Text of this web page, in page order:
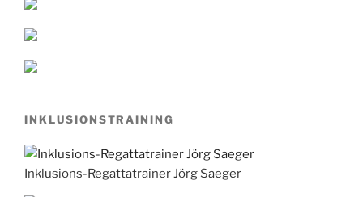
INKLUSIONSTRAINING
Inklusions-Regattatrainer Jörg Saeger